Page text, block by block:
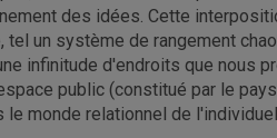
des idées. Cette
un système de rangement
infinitude d'endroits que nous
public (constitué par le
monde relationnel de